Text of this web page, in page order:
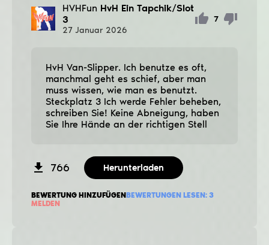
HVHFun HvH Ein Tapchik/Slot
3
27 Januar 2026
7
HvH Van-Slipper. Ich benutze es oft,
manchmal geht es schief, aber man
muss wissen, wie man es benutzt.
Steckplatz 3 Ich werde Fehler beheben,
schreiben Sie! Keine Abneigung, haben
Sie Ihre Hände an der richtigen Stell
766 Herunterladen
BEWERTUNG HINZUFÜGENBEWERTUNGEN LESEN: 3
MELDEN